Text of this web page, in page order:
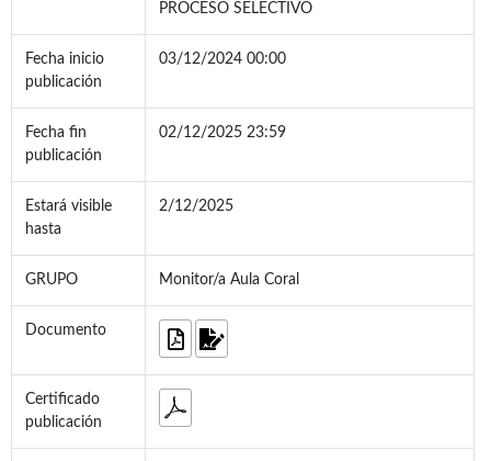
PROCESO SELECTIVO
Fecha inicio
publicación
03/12/2024 00:00
Fecha fin
publicación
02/12/2025 23:59
Estará visible
hasta
2/12/2025
GRUPO Monitor/a Aula Coral
Documento
Certificado
publicación